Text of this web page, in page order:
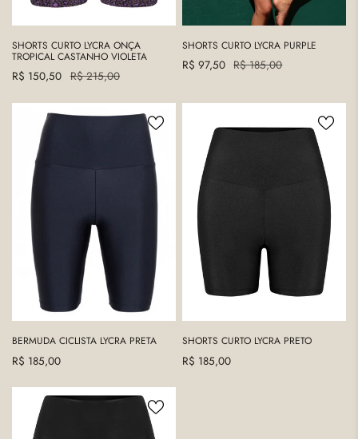
SHORTS CURTO LYCRA ONÇA
TROPICAL CASTANHO VIOLETA
Precio
venta
R$ 150,50
Precio
R$ 215,00
SHORTS CURTO LYCRA PURPLE
Precio
R$ 97,50
Precio
R$ 185,00
Bermuda
Ciclista
BERMUDA CICLISTA LYCRA PRETA
Precio
R$ 185,00
Preto
SHORTS CURTO LYCRA PRETO
Precio
R$ 185,00
Bermuda
Ciclista
Cirré